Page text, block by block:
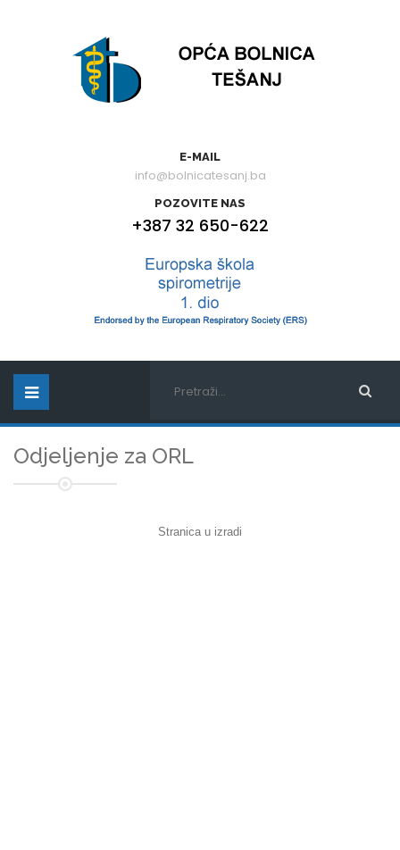
E-MAIL
info@bolnicatesanj.ba
POZOVITE NAS
+387 32 650-622
Odjeljenje za ORL
Stranica u izradi